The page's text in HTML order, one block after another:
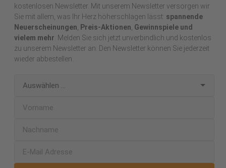
kostenlosen Newsletter. Mit unserem Newsletter versorgen wir
Sie mit allem, was Ihr Herz höherschlagen lässt: spannende
Neuerscheinungen Preis-Aktionen Gewinnspiele und
vielem mehr . Melden Sie sich jetzt unverbindlich und kostenlos
zu unserem Newsletter an. Den Newsletter können Sie jederzeit
wieder abbestellen.